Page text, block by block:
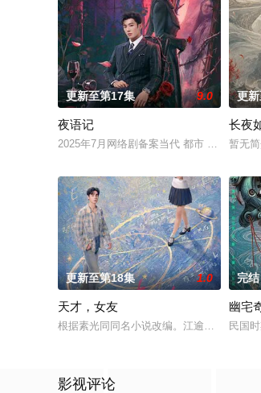
更新至第17集 9.0
夜语记
2025年7月网络剧备案当代 都市 海南越酷文
更
长夜
暂无
更新至第18集 1.0
天才，女友
根据素光同同名小说改编。江逾白长大以
完结
幽宅
民国
影视评论